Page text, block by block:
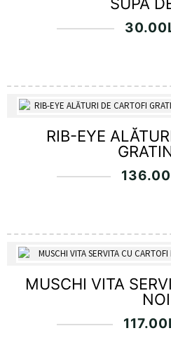
30.00
RIB-EYE
136.00
MUSCHI VITA
NOI
117.00